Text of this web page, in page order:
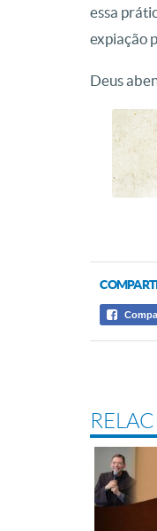
essa
expiação
Deus